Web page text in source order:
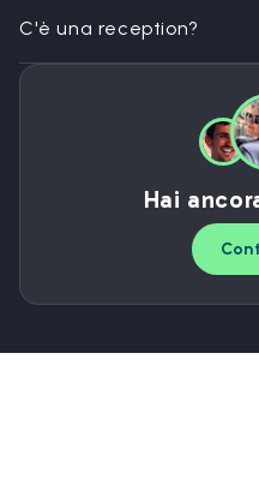
C'è una reception?
Hai